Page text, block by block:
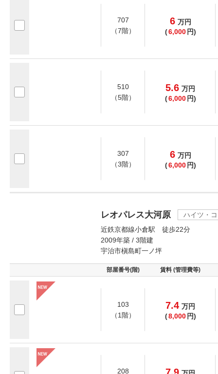
707
（7階）
6 万円
(6,000 円)
510
（5階）
5.6 万円
(6,000 円)
307
（3階）
6 万円
(6,000 円)
レオパレス大河原
ハイツ・
近鉄京都線小倉駅 徒歩22分
2009年築 / 3階建
宇治市槇島町一ノ坪
部屋番号(階) 賃料 (管理費等)
103
（1階）
7.4 万円
(8,000 円)
208